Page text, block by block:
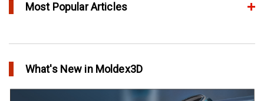
Most Popular Articles
in Top Story
IC Packaging 제품의 물리적 강도 확보를 위한 Post Mold
What's New in Moldex3D